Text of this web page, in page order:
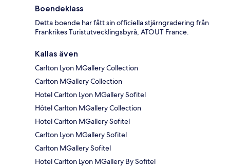
Boendeklass
Detta boende har fått sin officiella stjärngradering från
Frankrikes Turistutvecklingsbyrå, ATOUT France.
Kallas även
Carlton Lyon MGallery Collection
Carlton MGallery Collection
Hotel Carlton Lyon MGallery Sofitel
Hôtel Carlton MGallery Collection
Hotel Carlton MGallery Sofitel
Carlton Lyon MGallery Sofitel
Carlton MGallery Sofitel
Hotel Carlton Lyon MGallery By Sofitel